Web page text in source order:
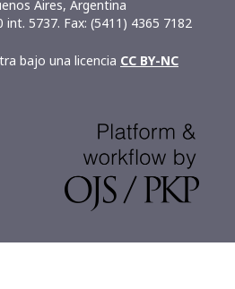
Aires, Argentina
int. 5737. Fax: (5411) 4365 7182
bajo una licencia CC BY-NC